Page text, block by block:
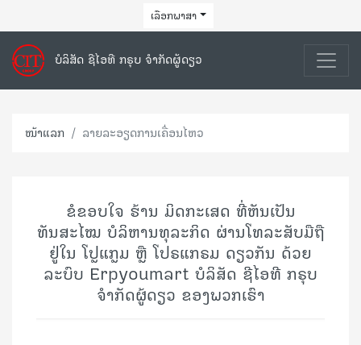
ເລືອກພາສາ
ບໍລິສັດ ຊີໄອທີ ກຣຸບ ຈຳກັດຜູ້ດຽວ
ໜ້າແລກ ລາຍລະອຽດການເຄື່ອນໄຫວ
ຂໍຂອບໃຈ ຮ້ານ ມິດກະເສດ ທີ່ຫັນເປັນ
ທັນສະໄໝ ບໍລິຫານທຸລະກິດ ຜ່ານໂທລະສັບມືຖື
ຢູ່ໃນ ໂປຼແກຼມ ຫຼື ໂປຣແກຣມ ດຽວກັນ ດ້ວຍ
ລະບົບ Erpyoumart ບໍລິສັດ ຊີໄອທີ ກຣຸບ
ຈຳກັດຜູ້ດຽວ ຂອງພວກເຮົາ